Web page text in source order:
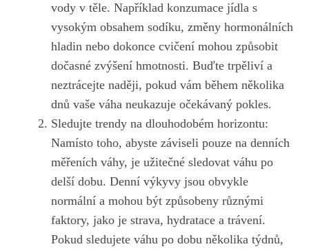
vody ‍v těle. Například konzumace jídla s
‌vysokým obsahem sodíku,⁢ změny hormonálních
hladin nebo dokonce cvičení mohou⁢ způsobit
dočasné zvýšení hmotnosti. Buďte trpěliví ⁣a‍
neztrácejte naději, pokud vám⁢ během několika
dnů vaše váha neukazuje očekávaný pokles.
Sledujte trendy na⁤ dlouhodobém horizontu:⁤
Namísto toho, abyste záviseli ‍pouze na denních
měřeních váhy, je užitečné sledovat⁢ váhu po
delší dobu. Denní výkyvy jsou obvykle⁢
normální a mohou být⁣ způsobeny různými
faktory, jako je strava,‌ hydratace⁢ a trávení.
Pokud sledujete ⁣váhu po dobu několika týdnů,